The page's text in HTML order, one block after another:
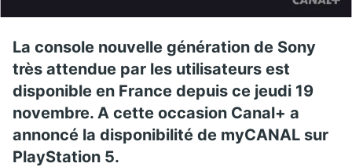
La console nouvelle génération de Sony
très attendue par les utilisateurs est
disponible en France depuis ce jeudi 19
novembre. A cette occasion Canal+ a
annoncé la disponibilité de myCANAL sur
PlayStation 5.